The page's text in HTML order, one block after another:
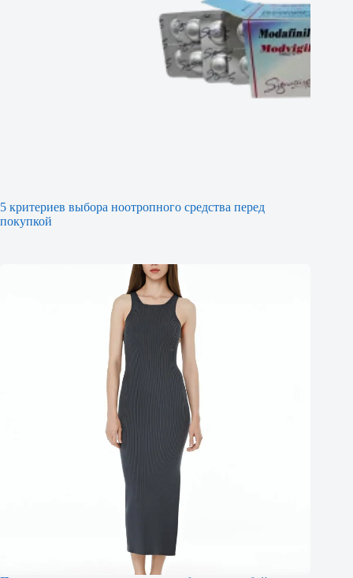
5 критериев выбора ноотропного средства перед
покупкой